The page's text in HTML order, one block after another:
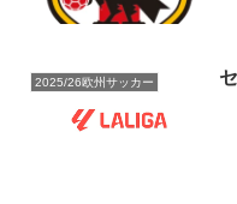
2025/26欧州サッカー